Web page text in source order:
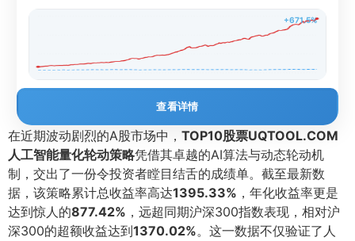
+671.5%
查看详情
在近期波动剧烈的A股市场中， TOP10股票UQTOOL.COM
人工智能量化轮动策略凭借其卓越的AI算法与动态轮动机
制，交出了一份令投资者瞠目结舌的成绩单。截至最新数
据，该策略累计总收益率高达1395.33% ，年化收益率更是
达到惊人的877.42% ，远超同期沪深300指数表现，相对沪
深300的超额收益达到1370.02%。这一数据不仅验证了人